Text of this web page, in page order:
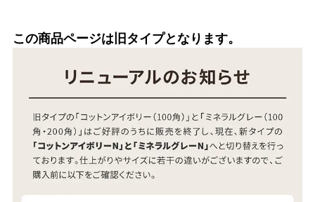
この商品ページは旧タイプとなります。